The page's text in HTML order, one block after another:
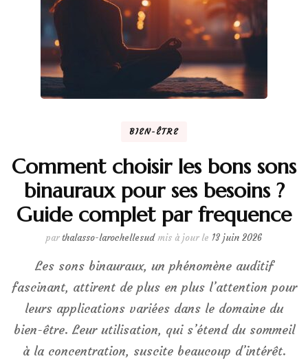
BIEN-ÊTRE
Comment choisir les bons sons
binauraux pour ses besoins ?
Guide complet par frequence
parthalasso-larochellesud mis à jour le 13 juin 2026
Les sons binauraux, un phénomène auditif
fascinant, attirent de plus en plus l’attention pour
leurs applications variées dans le domaine du
bien-être. Leur utilisation, qui s’étend du sommeil
à la concentration, suscite beaucoup d’intérêt.